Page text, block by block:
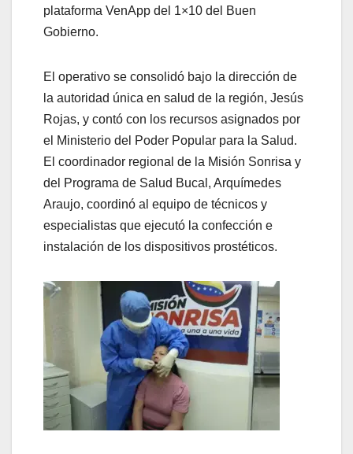
plataforma VenApp del 1×10 del Buen
Gobierno.
El operativo se consolidó bajo la dirección de
la autoridad única en salud de la región, Jesús
Rojas, y contó con los recursos asignados por
el Ministerio del Poder Popular para la Salud.
El coordinador regional de la Misión Sonrisa y
del Programa de Salud Bucal, Arquímedes
Araujo, coordinó al equipo de técnicos y
especialistas que ejecutó la confección e
instalación de los dispositivos prostéticos.